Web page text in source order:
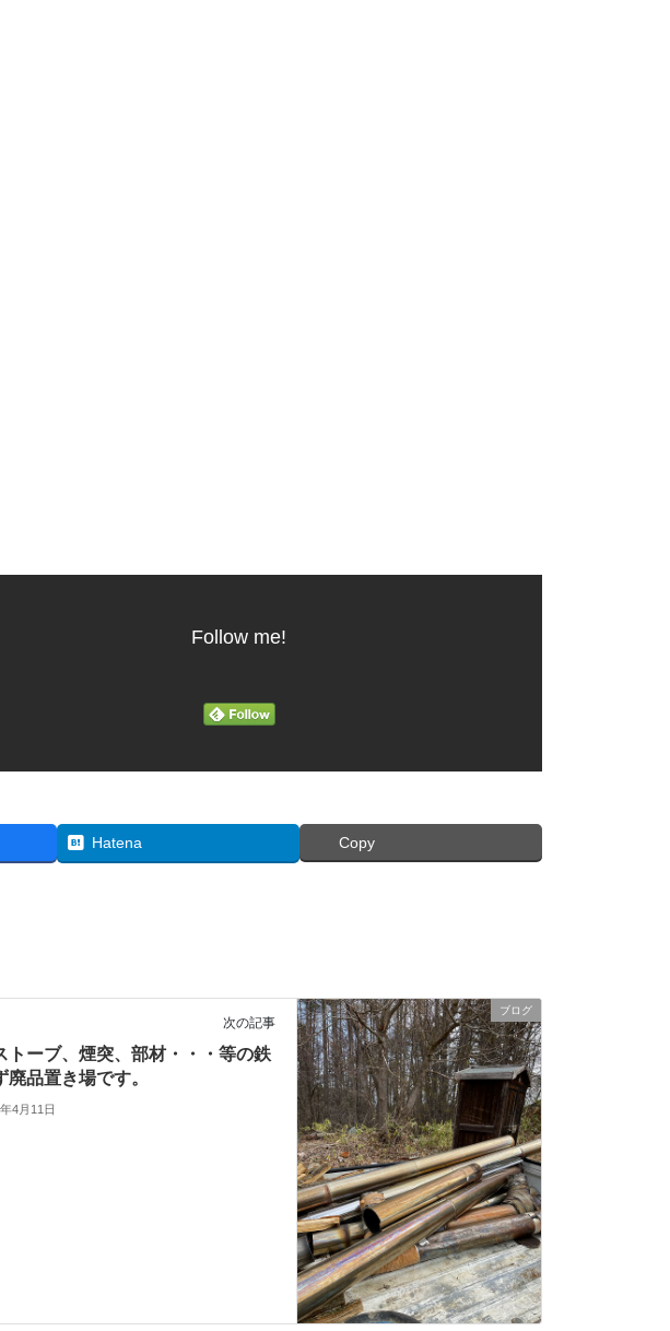
Follow me!
Hatena Copy
ブログ
次の記事
トーブ、煙突、部材・・・等の鉄
廃品置き場です。
4月11日